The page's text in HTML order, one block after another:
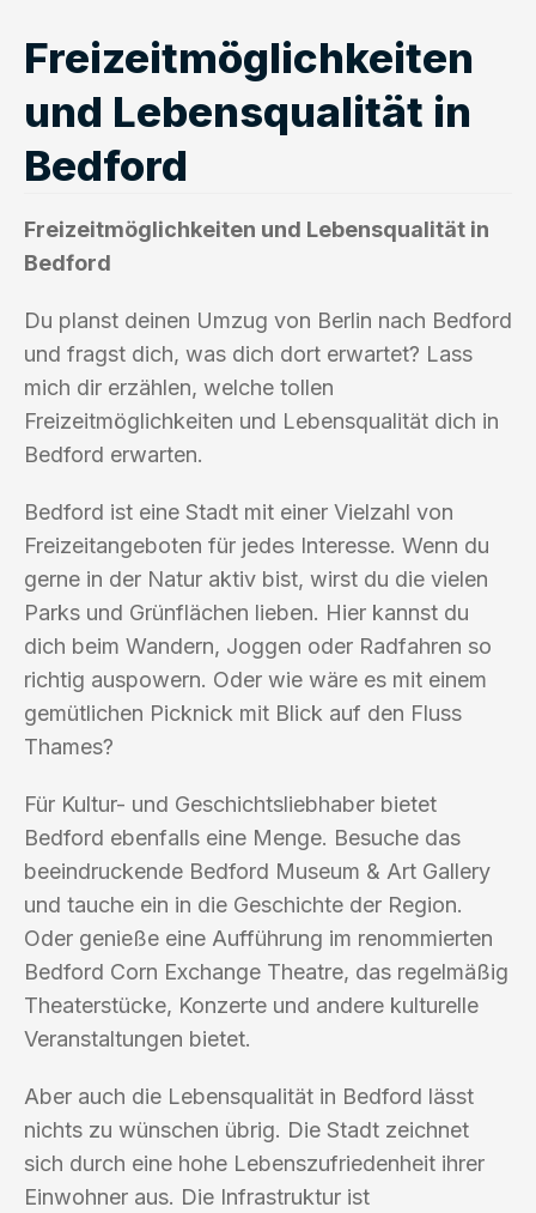
Freizeitmöglichkeiten
und Lebensqualität in
Bedford
Freizeitmöglichkeiten und Lebensqualität in
Bedford
Du planst deinen Umzug von Berlin nach Bedford
und fragst dich, was dich dort erwartet? Lass
mich dir erzählen, welche tollen
Freizeitmöglichkeiten und Lebensqualität dich in
Bedford erwarten.
Bedford ist eine Stadt mit einer Vielzahl von
Freizeitangeboten für jedes Interesse. Wenn du
gerne in der Natur aktiv bist, wirst du die vielen
Parks und Grünflächen lieben. Hier kannst du
dich beim Wandern, Joggen oder Radfahren so
richtig auspowern. Oder wie wäre es mit einem
gemütlichen Picknick mit Blick auf den Fluss
Thames?
Für Kultur- und Geschichtsliebhaber bietet
Bedford ebenfalls eine Menge. Besuche das
beeindruckende Bedford Museum & Art Gallery
und tauche ein in die Geschichte der Region.
Oder genieße eine Aufführung im renommierten
Bedford Corn Exchange Theatre, das regelmäßig
Theaterstücke, Konzerte und andere kulturelle
Veranstaltungen bietet.
Aber auch die Lebensqualität in Bedford lässt
nichts zu wünschen übrig. Die Stadt zeichnet
sich durch eine hohe Lebenszufriedenheit ihrer
Einwohner aus. Die Infrastruktur ist